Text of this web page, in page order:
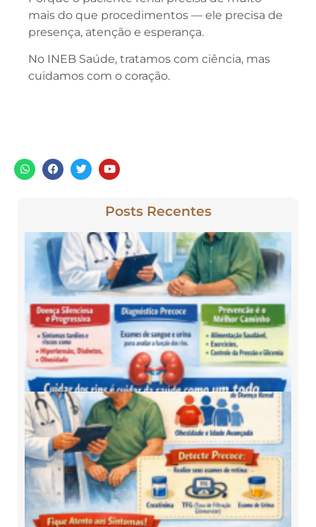
mais do que procedimentos — ele precisa de
presença, atenção e esperança.
No INEB Saúde, tratamos com ciência, mas
cuidamos com o coração.
Posts Recentes